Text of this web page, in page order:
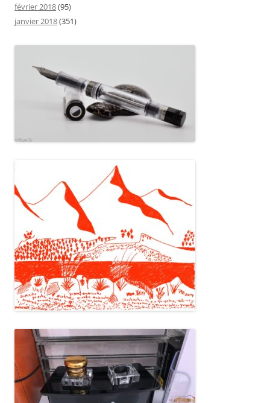
février 2018(95)
janvier 2018(351)